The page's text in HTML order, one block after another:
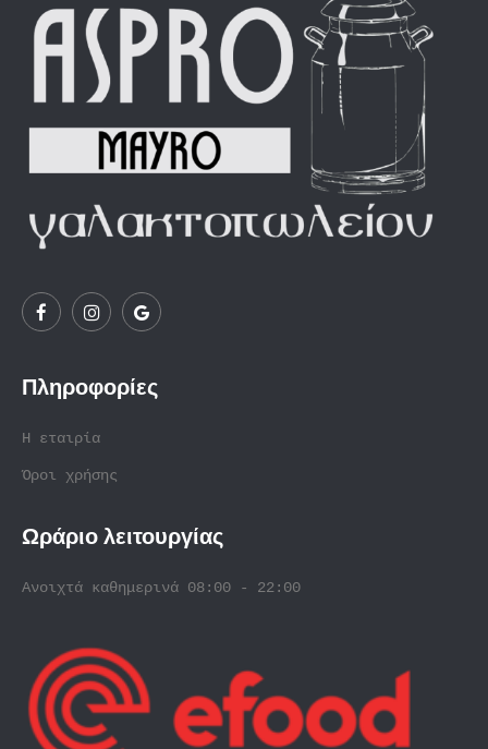
Πληροφορίες
Η εταιρία
Όροι χρήσης
Ωράριο λειτουργίας
Ανοιχτά καθημερινά 08:00 - 22:00